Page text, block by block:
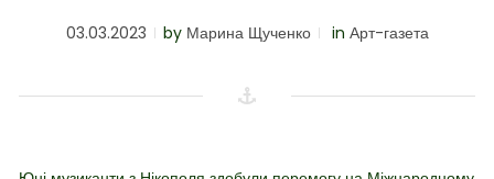
03.03.2023 by Марина Щученко in Арт-газета